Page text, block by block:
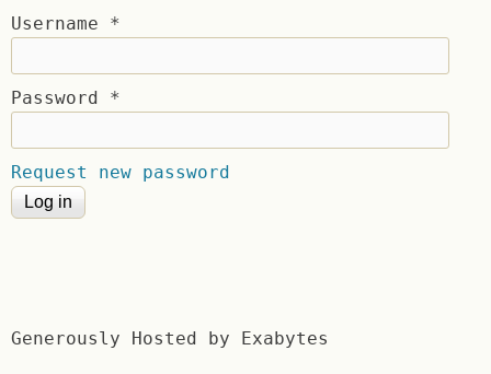
Username *
Password *
Request new password
Generously Hosted by Exabytes